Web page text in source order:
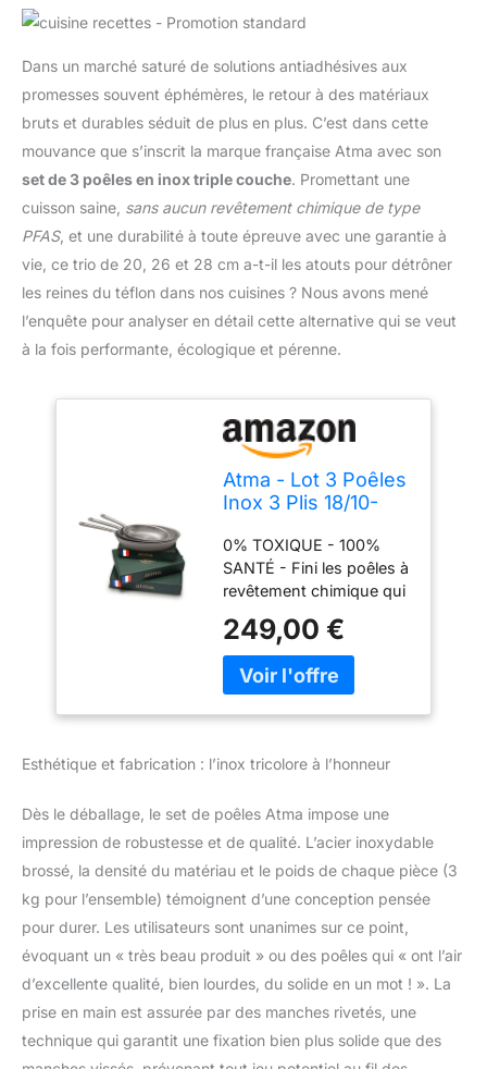
Dans un marché saturé de solutions antiadhésives aux
promesses souvent éphémères, le retour à des matériaux
bruts et durables séduit de plus en plus. C’est dans cette
mouvance que s’inscrit la marque française Atma avec son
set de 3 poêles en inox triple couche. Promettant une
cuisson saine, sans aucun revêtement chimique de type
PFAS, et une durabilité à toute épreuve avec une garantie à
vie, ce trio de 20, 26 et 28 cm a-t-il les atouts pour détrôner
les reines du téflon dans nos cuisines ? Nous avons mené
l’enquête pour analyser en détail cette alternative qui se veut
à la fois performante, écologique et pérenne.
Atma - Lot 3 Poêles
Inox 3 Plis 18/10-
Compatible
Induction
0% TOXIQUE - 100%
SANTÉ - Fini les poêles à
revêtement chimique qui
sans PFAS, ni PTFE et
PFOA : aucune
substance nocive ne
toute la famille. 3
CUISINER - 20, 26 et 28
cm s'adaptent à chaque
recette, de l'œuf du
soir. Manche riveté évidé,
léger et ergonomique :
une prise en main sûre et
confortable, même à
pleine charge. Un guide
d'accompagnement pour
réussir toutes ses
249,00 €
Esthétique et fabrication : l’inox tricolore à l’honneur
Dès le déballage, le set de poêles Atma impose une
impression de robustesse et de qualité. L’acier inoxydable
brossé, la densité du matériau et le poids de chaque pièce (3
kg pour l’ensemble) témoignent d’une conception pensée
pour durer. Les utilisateurs sont unanimes sur ce point,
évoquant un « très beau produit » ou des poêles qui « ont l’air
d’excellente qualité, bien lourdes, du solide en un mot ! ». La
prise en main est assurée par des manches rivetés, une
technique qui garantit une fixation bien plus solide que des